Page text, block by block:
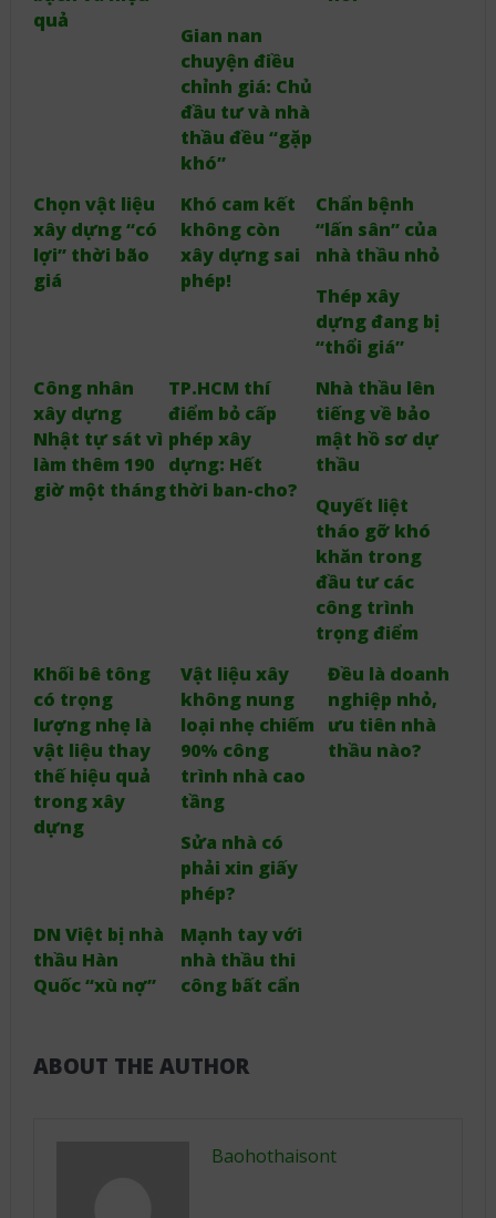
quả
Gian nan
chuyện điều
chỉnh giá: Chủ
đầu tư và nhà
thầu đều “gặp
khó”
Chọn vật liệu
xây dựng “có
lợi” thời bão
giá
Khó cam kết
không còn
xây dựng sai
phép!
Chẩn bệnh
“lấn sân” của
nhà thầu nhỏ
Thép xây
dựng đang bị
“thổi giá”
Công nhân
xây dựng
Nhật tự sát vì
làm thêm 190
giờ một tháng
TP.HCM thí
điểm bỏ cấp
phép xây
dựng: Hết
thời ban-cho?
Nhà thầu lên
tiếng về bảo
mật hồ sơ dự
thầu
Quyết liệt
tháo gỡ khó
khăn trong
đầu tư các
công trình
trọng điểm
Khối bê tông
có trọng
lượng nhẹ là
vật liệu thay
thế hiệu quả
trong xây
dựng
Vật liệu xây
không nung
loại nhẹ chiếm
90% công
trình nhà cao
tầng
Đều là doanh
nghiệp nhỏ,
ưu tiên nhà
thầu nào?
Sửa nhà có
phải xin giấy
phép?
DN Việt bị nhà
thầu Hàn
Quốc “xù nợ”
Mạnh tay với
nhà thầu thi
công bất cẩn
ABOUT THE AUTHOR
Baohothaisont